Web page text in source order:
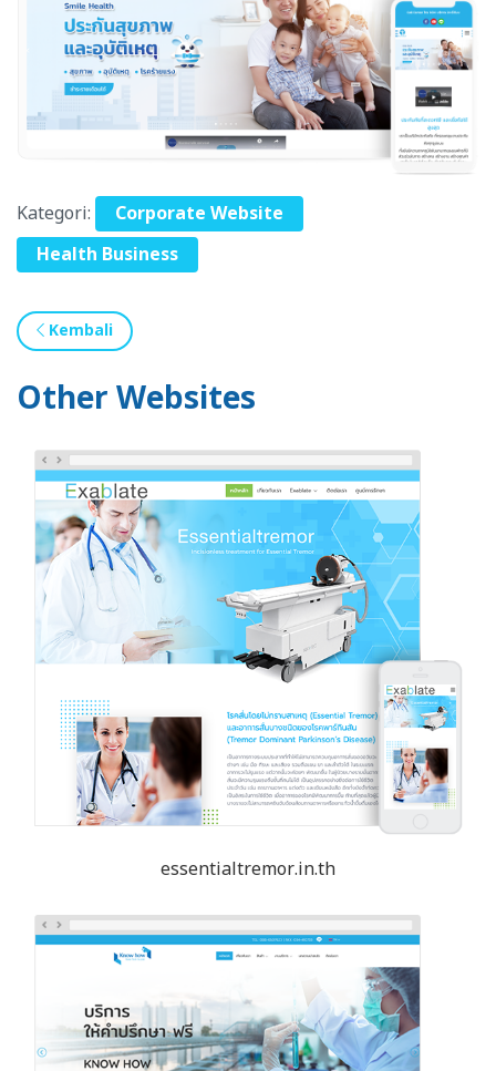
Kategori:
Corporate Website
Health Business
Kembali
Other Websites
essentialtremor.in.th